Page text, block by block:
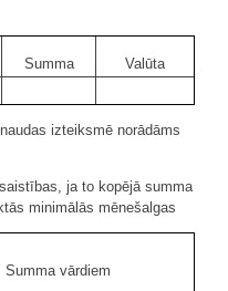
Summa Valūta
izteiksmē norādāms
ja to kopējā summa
minimālās mēnešalgas
Summa vārdiem